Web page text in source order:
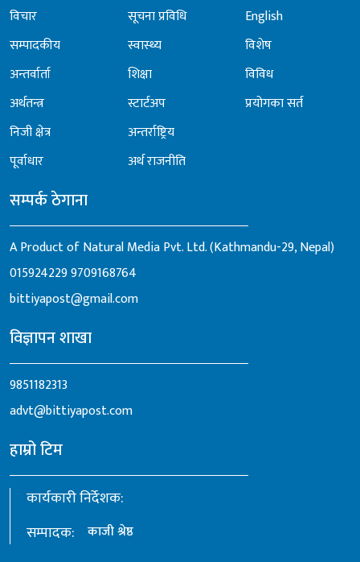
विचार
सम्पादकीय
अन्तर्वार्ता
अर्थतन्त्र
निजी क्षेत्र
पूर्वाधार
सूचना प्रविधि
स्वास्थ्य
शिक्षा
स्टार्टअप
अन्तर्राष्ट्रिय
अर्थ राजनीति
English
विशेष
विविध
प्रयोगका सर्त
सम्पर्क ठेगाना
A Product of Natural Media Pvt. Ltd. (Kathmandu-29, Nepal)
0159242299709168764
bittiyapost@gmail.com
विज्ञापन शाखा
9851182313
advt@bittiyapost.com
हाम्रो टिम
कार्यकारी निर्देशक:
सम्पादक:
काजी श्रेष्ठ